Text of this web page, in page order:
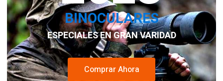
BINOCULARES
ESPECIALES EN GRAN VARIDAD
Comprar Ahora